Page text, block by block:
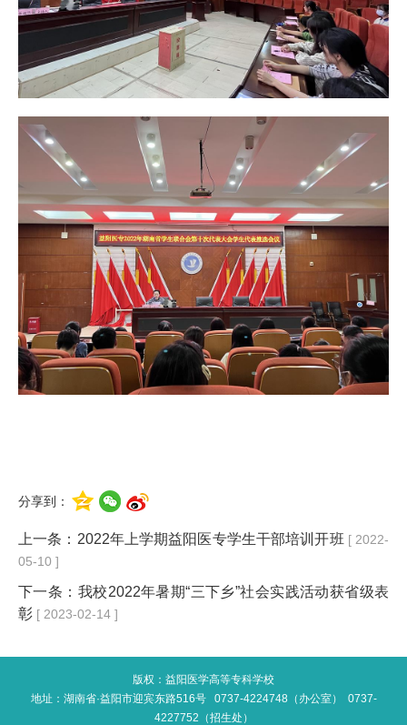
分享到：
上一条： 2022年上学期益阳医专学生干部培训开班 [ 2022-
05-10 ]
下一条： 我校2022年暑期“三下乡”社会实践活动获省级表
彰 [ 2023-02-14 ]
版权：益阳医学高等专科学校
地址：湖南省·益阳市迎宾东路516号 0737-4224748（办公室） 0737-
4227752（招生处）